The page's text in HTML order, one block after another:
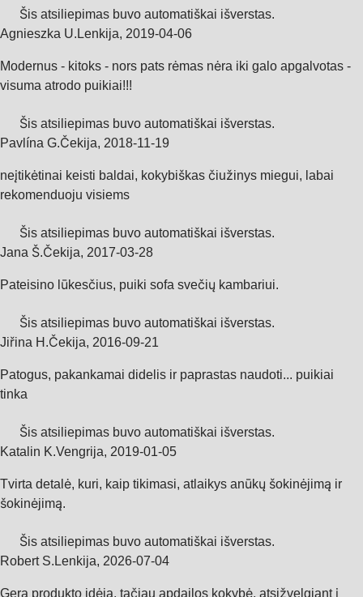
Šis atsiliepimas buvo automatiškai išverstas.
Agnieszka U. Lenkija, 2019‑04‑06
Modernus - kitoks - nors pats rėmas nėra iki galo apgalvotas -
visuma atrodo puikiai!!!
Šis atsiliepimas buvo automatiškai išverstas.
Pavlína G.Čekija, 2018‑11‑19
neįtikėtinai keisti baldai, kokybiškas čiužinys miegui, labai
rekomenduoju visiems
Šis atsiliepimas buvo automatiškai išverstas.
Jana Š.Čekija, 2017‑03‑28
Pateisino lūkesčius, puiki sofa svečių kambariui.
Šis atsiliepimas buvo automatiškai išverstas.
Jiřina H.Čekija, 2016‑09‑21
Patogus, pakankamai didelis ir paprastas naudoti... puikiai
tinka
Šis atsiliepimas buvo automatiškai išverstas.
Katalin K.Vengrija, 2019‑01‑05
Tvirta detalė, kuri, kaip tikimasi, atlaikys anūkų šokinėjimą ir
šokinėjimą.
Šis atsiliepimas buvo automatiškai išverstas.
Robert S. Lenkija, 2026‑07‑04
Gera produkto idėja, tačiau apdailos kokybė, atsižvelgiant į